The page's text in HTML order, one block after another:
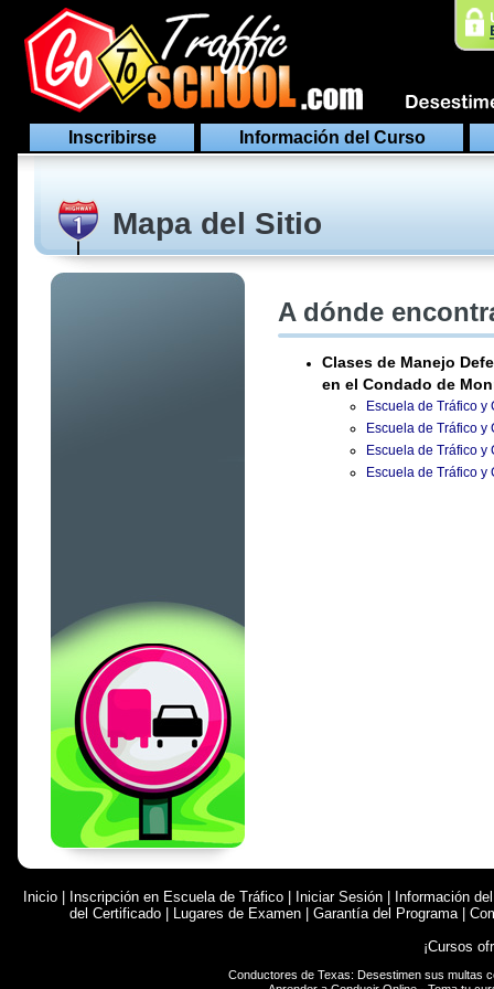
Inscribirse Información del Curso
Mapa del Sitio
A dónde
Clases de Manejo
en el Condado de
Escuela de Tráfico
Escuela de Tráfico
Escuela de Tráfico
Escuela de Tráfico
Inicio Inscripción en Escuela de Tráfico Iniciar Sesión
Información
del Certificado
Lugares de Examen Garantía del Programa|
¡Cursos
Conductores de Texas: Desestimen sus multas